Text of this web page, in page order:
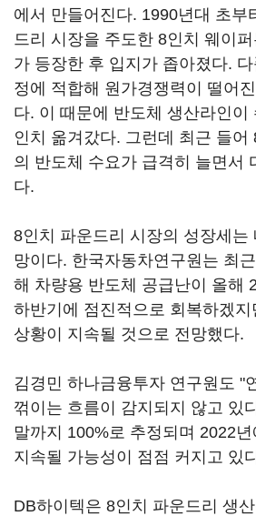
에서 만들어진다. 1990년대 초부
드리 시장을 주도한 8인치 웨이
가 등장한 후 입지가 좁아졌다.
정에 적합해 원가경쟁력이 떨어
다. 이 때문에 반도체 생산라인이
인치 옮겨갔다. 그런데 최근 들어
의 반도체 수요가 급격히 늘면서
다.
8인치 파운드리 시장의 성장세는
망이다. 한국자동차연구원는 최
해 차량용 반도체 공급난이 올해
하반기에 점진적으로 회복하겠
상황이 지속될 것으로 전망했다.
김경민 하나금융투자 연구원도 "
꺾이는 흐름이 감지되지 않고 있
말까지 100%로 추정되며 2022년
지속될 가능성이 점점 커지고 있
DB하이텍은 8인치 파운드리 생